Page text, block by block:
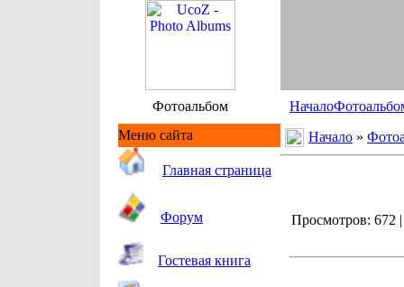
Фотоальбом Начало
Меню сайта
Главная страница
Форум
Гостевая книга
Начало »
Просмотров: 672